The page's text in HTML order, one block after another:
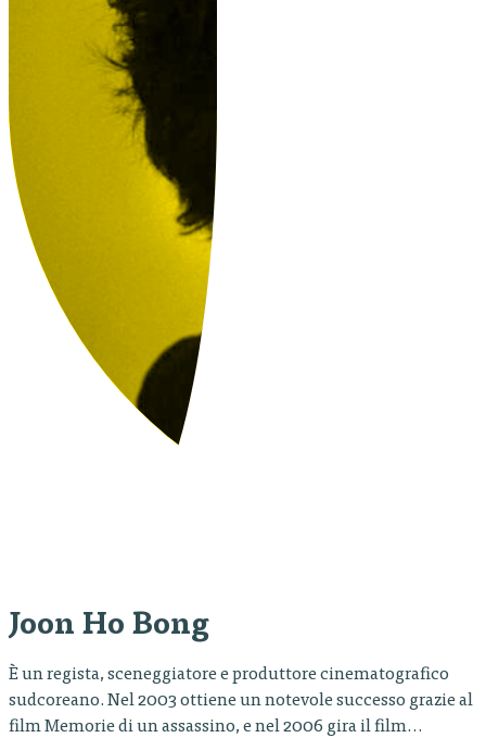
Joon Ho Bong
È un regista, sceneggiatore e produttore cinematografico
sudcoreano. Nel 2003 ottiene un notevole successo grazie al
film Memorie di un assassino, e nel 2006 gira il film